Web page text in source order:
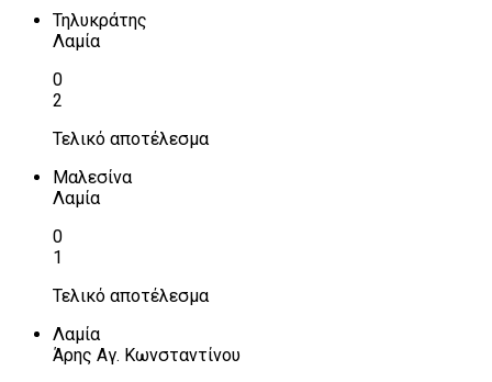
Τηλυκράτης
Λαμία
0
2
Τελικό αποτέλεσμα
Μαλεσίνα
Λαμία
0
1
Τελικό αποτέλεσμα
Λαμία
Άρης Αγ. Κωνσταντίνου